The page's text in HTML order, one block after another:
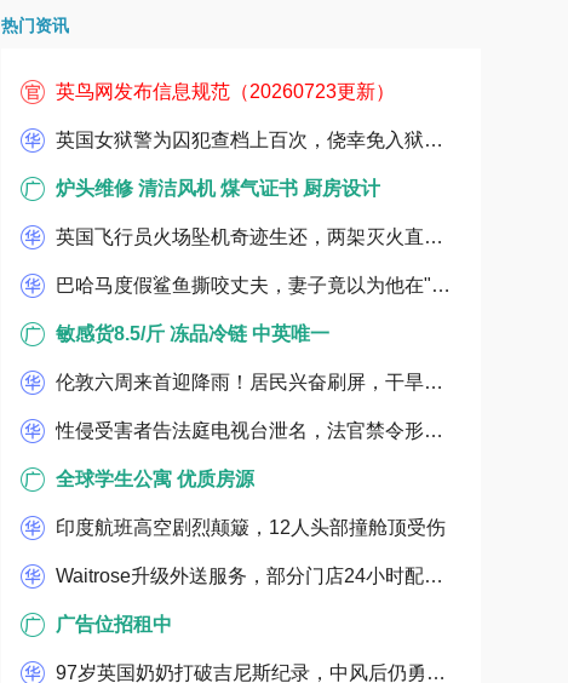
热门资讯
英鸟网发布信息规范（20260723更新）
英国女狱警为囚犯查档上百次，侥幸免入狱引热议
炉头维修 清洁风机 煤气证书 厨房设计
英国飞行员火场坠机奇迹生还，两架灭火直升机空中相撞
巴哈马度假鲨鱼撕咬丈夫，妻子竟以为他在"闹着玩"
敏感货8.5/斤 冻品冷链 中英唯一
伦敦六周来首迎降雨！居民兴奋刷屏，干旱仍难缓解
性侵受害者告法庭电视台泄名，法官禁令形同虚设？
全球学生公寓 优质房源
印度航班高空剧烈颠簸，12人头部撞舱顶受伤
Waitrose升级外送服务，部分门店24小时配送、最快20分钟送达
广告位招租中
97岁英国奶奶打破吉尼斯纪录，中风后仍勇闯机翼行走